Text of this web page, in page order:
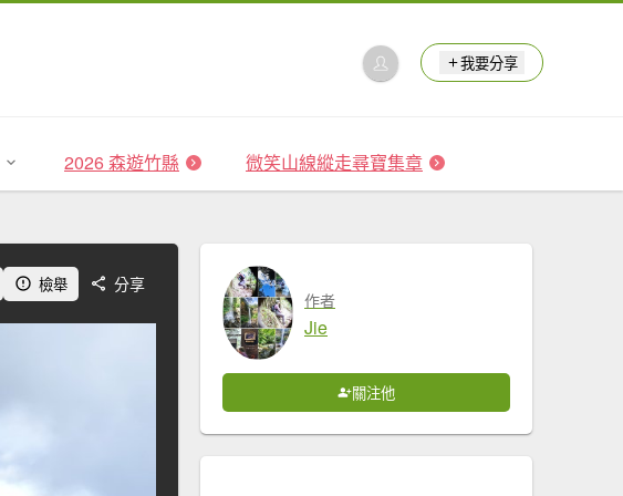
我要分享
2026 森遊竹縣 微笑山線縱走尋寶集章
檢舉 分享
作者
Jie
關注他